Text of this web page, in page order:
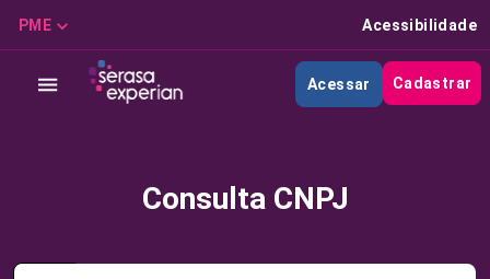
PME Acessibilidade
Acessar Cadastrar
Consulta CNPJ